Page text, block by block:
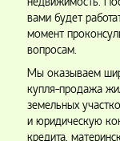
вами будет
момент
вопросам.
Мы оказываем
купля-продажа
земельных
и юридическую
кредита,